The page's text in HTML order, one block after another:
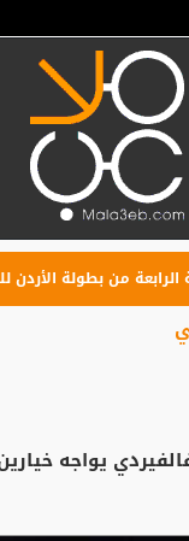
من بطولة الأردن
يواجه